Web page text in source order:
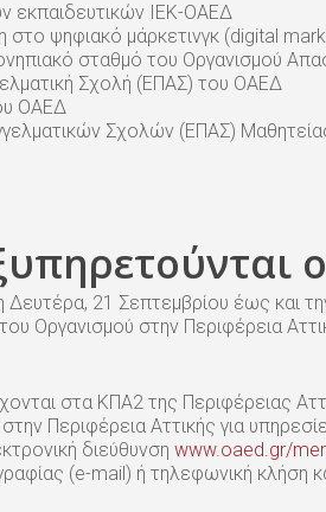
εκπαιδευτικών ΙΕΚ-ΟΑΕΔ
ψηφιακό μάρκετινγκ (digital
σταθμό του Οργανισμού
Σχολή (ΕΠΑΣ) του ΟΑΕΔ
ΟΑΕΔ
Σχολών (ΕΠΑΣ)
Δευτέρα, 21 Σεπτεμβρίου έως και
Οργανισμού στην Περιφέρεια
στα ΚΠΑ2 της Περιφέρειας
Περιφέρεια Αττικής για
διεύθυνση www.oaed.gr/
(e-mail) ή τηλεφωνική κλήση